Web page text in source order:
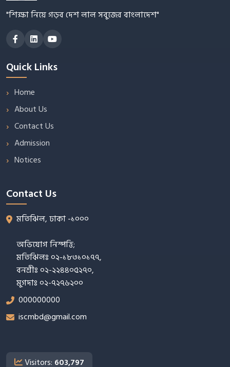
"শিক্ষা নিয়ে গড়ব দেশ লাল সবুজের বাংলাদেশ"
Quick Links
Home
About Us
Contact Us
Admission
Notices
Contact Us
মতিঝিল, ঢাকা -১০০০
অভিযোগ নিস্পত্তি;
মতিঝিলঃ ০২-১৮৩১০১৭৭,
বনশ্রীঃ ০২-২২৪৪০৫২৭০,
মুগদাঃ ০২-৭২৭৬২০০
000000000
iscmbd@gmail.com
Visitors: 603,797